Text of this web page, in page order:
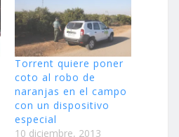
Torrent quiere poner
coto al robo de
naranjas en el campo
con un dispositivo
especial
10 diciembre, 2013